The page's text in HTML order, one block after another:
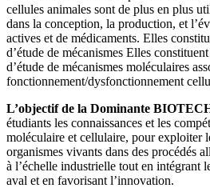
cellules animales sont de plus en plus
dans la conception, la production, et
actives et de médicaments. Elles
d’étude de mécanismes Elles
d’étude de mécanismes moléculaires
fonctionnement/dysfonctionnement
L’objectif de la Dominante
étudiants les connaissances et les
moléculaire et cellulaire, pour exploiter
organismes vivants dans des procédés
à l’échelle industrielle tout en intégrant
aval et en favorisant l’innovation.